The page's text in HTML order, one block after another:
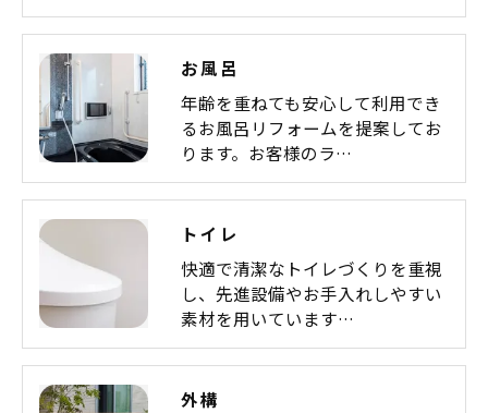
お風呂
年齢を重ねても安心して利用でき
るお風呂リフォームを提案してお
ります。お客様のラ…
トイレ
快適で清潔なトイレづくりを重視
し、先進設備やお手入れしやすい
素材を用いています…
外構